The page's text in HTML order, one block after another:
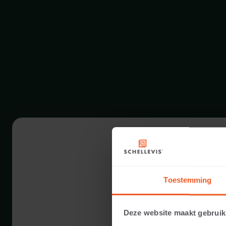
Toestemming
Deze website maakt
12 CM DICKE